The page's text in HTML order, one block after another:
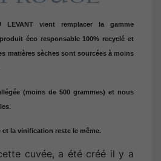
LEVANT vient remplacer la gamme
éco responsable 100% recyclé et
matières sèches sont sourcées à moins
(moins de 500 grammes) et nous
et la vinification reste le même.
cuvée, a été créé il y a